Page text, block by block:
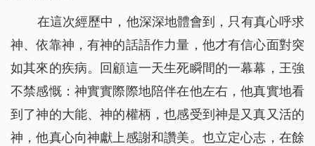
在這次經歷中，他深深地體會到，只有真心呼求
神、依靠神，有神的話語作力量，他才有信心面對突
如其來的疾病。回顧這一天生死瞬間的一幕幕，王強
不禁感慨：神實實際際地陪伴在他左右，他真實地看
到了神的大能、神的權柄，也感受到神是又真又活的
神，他真心向神獻上感謝和讚美。也立定心志，在餘